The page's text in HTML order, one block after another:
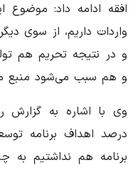
افقه ادامه داد:
واردات داریم، از سوی
و در نتیجه تحریم هم
و هم سبب می‌شود منبع
درصد اهداف برنامه
برنامه هم نداشتیم به